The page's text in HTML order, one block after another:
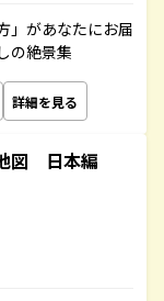
」があなたにお届
の絶景集
詳細を見る
図 日本編